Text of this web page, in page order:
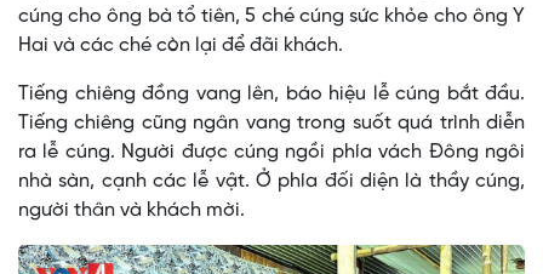
cúng cho ông bà tổ tiên, 5 ché cúng sức khỏe cho ông Y
Hai và các ché còn lại để đãi khách.
Tiếng chiêng đồng vang lên, báo hiệu lễ cúng bắt đầu.
Tiếng chiêng cũng ngân vang trong suốt quá trình diễn
ra lễ cúng. Người được cúng ngồi phía vách Đông ngôi
nhà sàn, cạnh các lễ vật. Ở phía đối diện là thầy cúng,
người thân và khách mời.